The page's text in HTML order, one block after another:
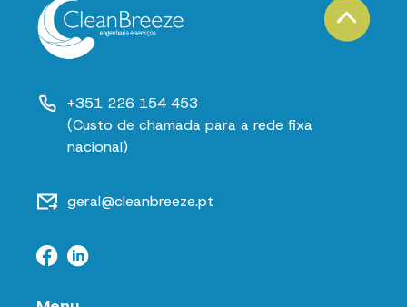
+351 226 154 453
(Custo de chamada para a rede fixa
nacional)
geral@cleanbreeze.pt